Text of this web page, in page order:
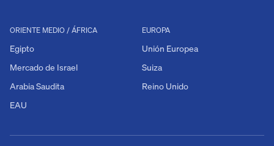
EUROPA
Unión Europea
Suiza
Reino Unido
ORIENTE MEDIO / ÁFRICA
Egipto
Mercado de Israel
Arabia Saudita
EAU